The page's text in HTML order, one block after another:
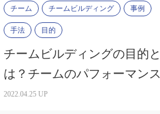
チーム チームビルディング 事例
手法 目的
チームビルディングの目的と
は？チームのパフォーマン
向上させる手法を学ぼう
2022.04.25 UP